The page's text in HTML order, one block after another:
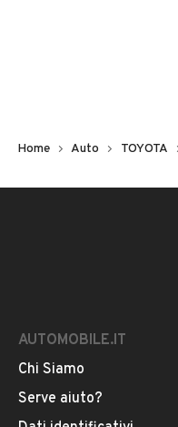
Home Auto TOYOTA
AUTOMOBILE.IT
Chi Siamo
Serve aiuto?